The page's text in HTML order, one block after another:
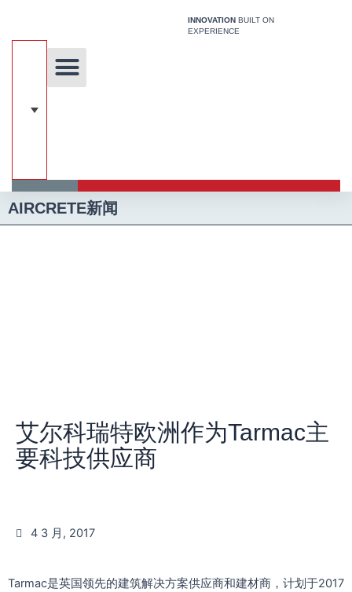
INNOVATION BUILT ON
EXPERIENCE
AIRCRETE新闻
艾尔科瑞特欧洲作为Tarmac主
要科技供应商
4 3 月, 2017
Tarmac是英国领先的建筑解决方案供应商和建材商，计划于2017